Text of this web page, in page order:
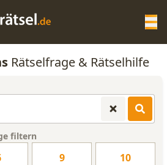
HILFE
Rätselfrage & Rätselhilfe
filtern
9 10